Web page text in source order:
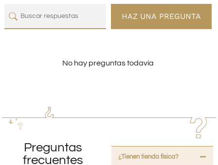
HAZ UNA PREGUNTA
No hay preguntas todavía
Preguntas
frecuentes
¿Tienen tienda fisica?